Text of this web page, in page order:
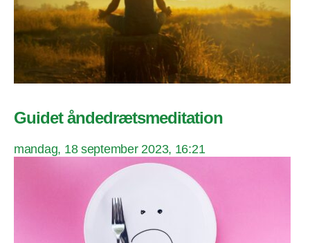
Guidet åndedrætsmeditation
mandag, 18 september 2023, 16:21